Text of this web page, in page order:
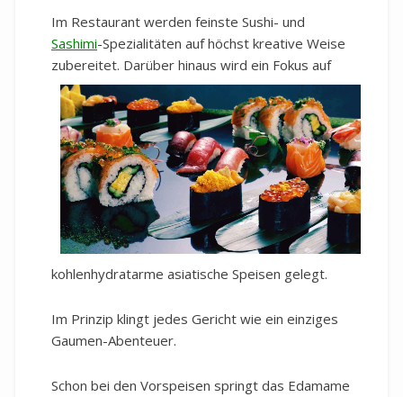
Im Restaurant werden feinste Sushi- und
Sashimi-Spezialitäten auf höchst kreative Weise
zubereitet. Darüber hinaus wird ein Fokus auf
kohlenhydratarme asiatische Speisen gelegt.
Im Prinzip klingt jedes Gericht wie ein einziges
Gaumen-Abenteuer.
Schon bei den Vorspeisen springt das Edamame